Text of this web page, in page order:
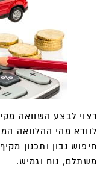
רצוי לבצע השוואה
לוודא מהי ההלוואה
חיפוש נבון ותכנון
משתלם, נוח וגמיש.